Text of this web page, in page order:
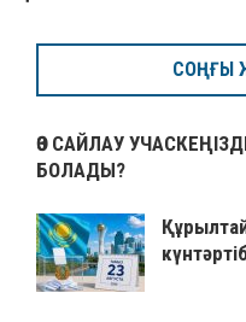
СОҢҒЫ
ӨЗ САЙЛАУ
БОЛАДЫ?